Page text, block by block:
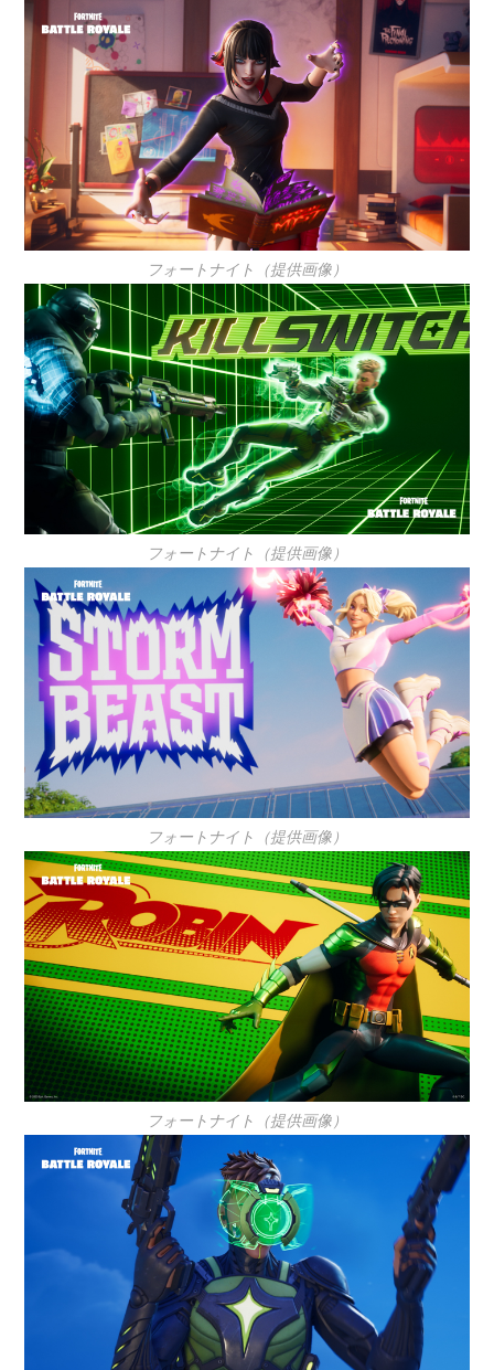
フォートナイト（提供画像）
フォートナイト（提供画像）
フォートナイト（提供画像）
フォートナイト（提供画像）